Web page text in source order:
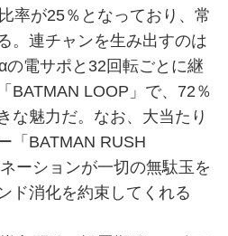
率が25％となっており、常
。連チャンを生み出すのは
の電サポと32回転ごとに継
BATMAN LOOP」で、72％
な魅力だ。なお、大当たり
「BATMAN RUSH
ーションが一切の無駄玉を
ド消化を約束してくれる